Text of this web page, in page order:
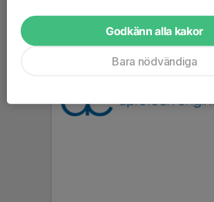
Godkänn alla kakor
Bara nödvändiga